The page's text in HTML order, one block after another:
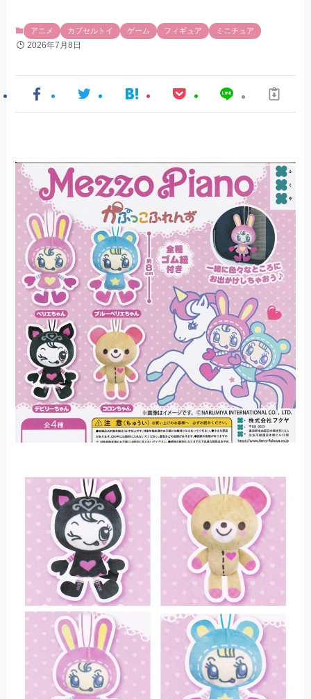
アニメ カプセルトイ ゲーム フィギュア ミニチュア
2026年7月8日